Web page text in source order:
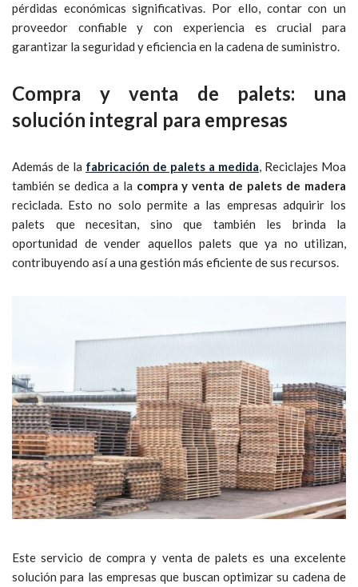
pérdidas económicas significativas. Por ello, contar con un
proveedor confiable y con experiencia es crucial para
garantizar la seguridad y eficiencia en la cadena de suministro.
Compra y venta de palets: una
solución integral para empresas
Además de la fabricación de palets a medida, Reciclajes Moa
también se dedica a la compra y venta de palets de madera
reciclada. Esto no solo permite a las empresas adquirir los
palets que necesitan, sino que también les brinda la
oportunidad de vender aquellos palets que ya no utilizan,
contribuyendo así a una gestión más eficiente de sus recursos.
Este servicio de compra y venta de palets es una excelente
solución para las empresas que buscan optimizar su cadena de